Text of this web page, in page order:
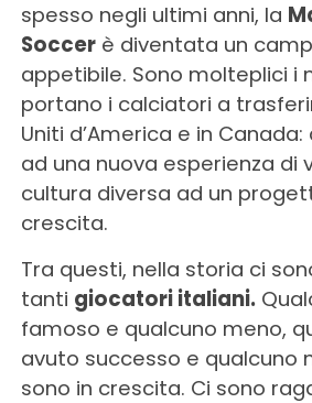
spesso negli ultimi anni, la
Soccerè diventata un
appetibile. Sono molteplici i
portano i calciatori a
Uniti d’America e in
ad una nuova esperienza di
cultura diversa ad un
crescita.
Tra questi, nella storia ci
tanti giocatori italiani.
famoso e qualcuno meno,
avuto successo e qualcuno
sono in crescita. Ci sono